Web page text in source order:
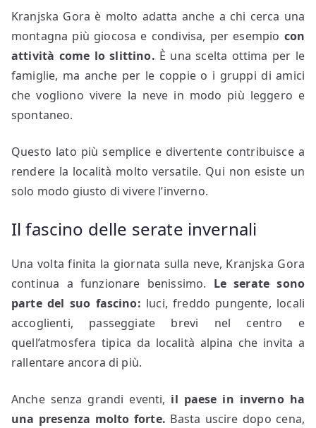
Kranjska Gora è molto adatta anche a chi cerca una
montagna più giocosa e condivisa, per esempio con
attività come lo slittino. È una scelta ottima per le
famiglie, ma anche per le coppie o i gruppi di amici
che vogliono vivere la neve in modo più leggero e
spontaneo.
Questo lato più semplice e divertente contribuisce a
rendere la località molto versatile. Qui non esiste un
solo modo giusto di vivere l’inverno.
Il fascino delle serate invernali
Una volta finita la giornata sulla neve, Kranjska Gora
continua a funzionare benissimo. Le serate sono
parte del suo fascino: luci, freddo pungente, locali
accoglienti, passeggiate brevi nel centro e
quell’atmosfera tipica da località alpina che invita a
rallentare ancora di più.
Anche senza grandi eventi, il paese in inverno ha
una presenza molto forte. Basta uscire dopo cena,